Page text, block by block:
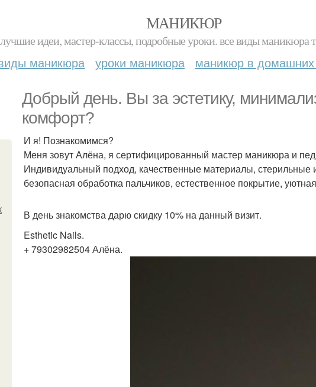
МАНИКЮР
лучшие идеи, мастер-классы, подробные уроки. все виды маникюра
маникюра уроки маникюра маникюр в домашних
Добрый день. Вы за эстетику,
комфорт?
И я! Познакомимся?
Меня зовут Алёна, я сертифицированный мастер маникюра и
Индивидуальный подход, качественные материалы, стерильные
безопасная обработка пальчиков, естественное покрытие,
В день знакомства дарю скидку 10% на данный визит.
Esthetic Nails.
+ 79302982504 Алёна.